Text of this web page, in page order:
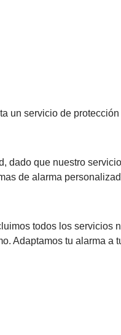
un servicio de
dado que nuestro
de alarma
todos los servicios
Adaptamos tu alarma a